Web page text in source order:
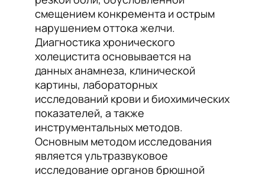
смещением конкремента и острым
нарушением оттока желчи.
Диагностика хронического
холецистита основывается на
данных анамнеза, клинической
картины, лабораторных
исследований крови и биохимических
показателей, а также
инструментальных методов.
Основным методом исследования
является ультразвуковое
исследование органов брюшной